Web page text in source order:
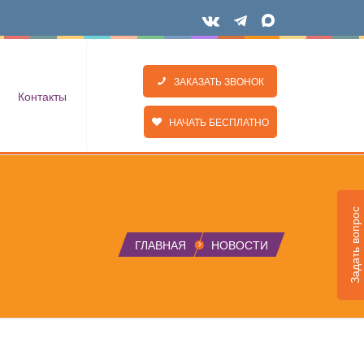
Контакты
ЗАКАЗАТЬ ЗВОНОК
НАЧАТЬ БЕСПЛАТНО
ГЛАВНАЯ НОВОСТИ Задать вопрос